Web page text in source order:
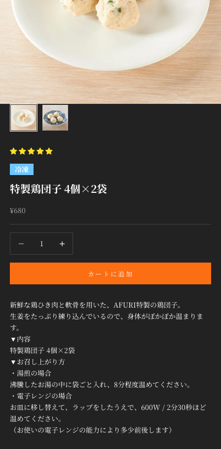
冷凍
特製鶏団子 4個×2袋
セール価格
¥680
カートに追加
新鮮な鶏ひき肉と軟骨を用いた、AFURI特製の鶏団子。
生姜をたっぷり練り込んでいるので、身体がぽかぽか温まりま
す。
▼内容
特製鶏団子 4個×2袋
▼お召し上がり方
・湯煎の場合
沸騰したお湯の中に袋ごと入れ、 8分程度温めてください。
・電子レンジの場合
お皿に移し替えて、ラップをしたうえで、 600W / 2分30秒ほど
温めてください。
（お使いの電子レンジの能力により多少前後します）